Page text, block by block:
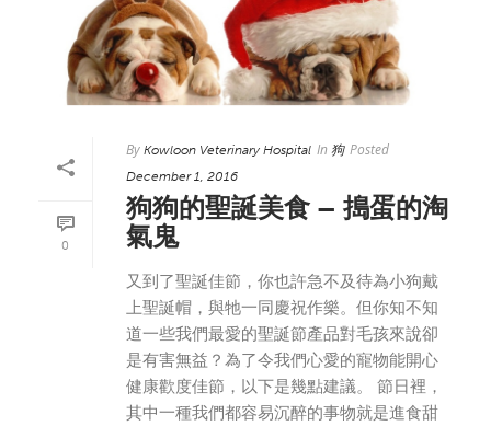
0
By Kowloon Veterinary Hospital In 狗 Posted
December 1, 2016
狗狗的聖誕美食 – 搗蛋的淘
氣鬼
又到了聖誕佳節，你也許急不及待為小狗戴
上聖誕帽，與牠一同慶祝作樂。但你知不知
道一些我們最愛的聖誕節產品對毛孩來說卻
是有害無益？為了令我們心愛的寵物能開心
健康歡度佳節，以下是幾點建議。 節日裡，
其中一種我們都容易沉醉的事物就是進食甜